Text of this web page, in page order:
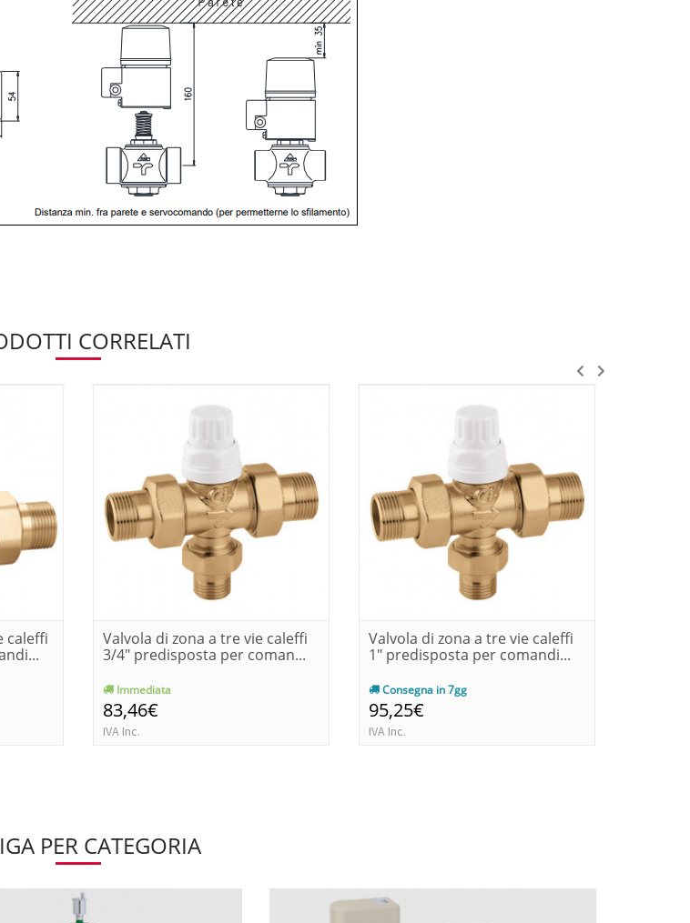
CORRELATI
caleffi
Valvola di zona a tre vie caleffi
3/4" predisposta per coman...
Immediata
83,46€
IVA Inc.
Valvola di zona a tre vie caleffi
1" predisposta per comandi...
Consegna in 7gg
95,25€
IVA Inc.
PER CATEGORIA